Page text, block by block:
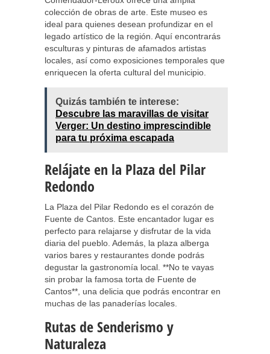
colección de obras de arte. Este museo es
ideal para quienes desean profundizar en el
legado artístico de la región. Aquí encontrarás
esculturas y pinturas de afamados artistas
locales, así como exposiciones temporales que
enriquecen la oferta cultural del municipio.
Quizás también te interese:
Descubre las maravillas de visitar
Verger: Un destino imprescindible
para tu próxima escapada
Relájate en la Plaza del Pilar
Redondo
La Plaza del Pilar Redondo es el corazón de
Fuente de Cantos. Este encantador lugar es
perfecto para relajarse y disfrutar de la vida
diaria del pueblo. Además, la plaza alberga
varios bares y restaurantes donde podrás
degustar la gastronomía local. **No te vayas
sin probar la famosa torta de Fuente de
Cantos**, una delicia que podrás encontrar en
muchas de las panaderías locales.
Rutas de Senderismo y
Naturaleza